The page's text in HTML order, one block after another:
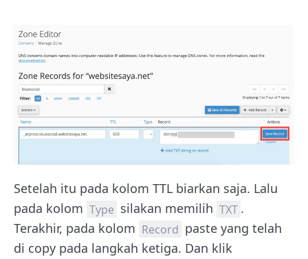
Setelah itu pada kolom TTL biarkan saja. Lalu
pada kolom Type silakan memilih TXT .
Terakhir, pada kolom Record paste yang telah
di copy pada langkah ketiga. Dan klik